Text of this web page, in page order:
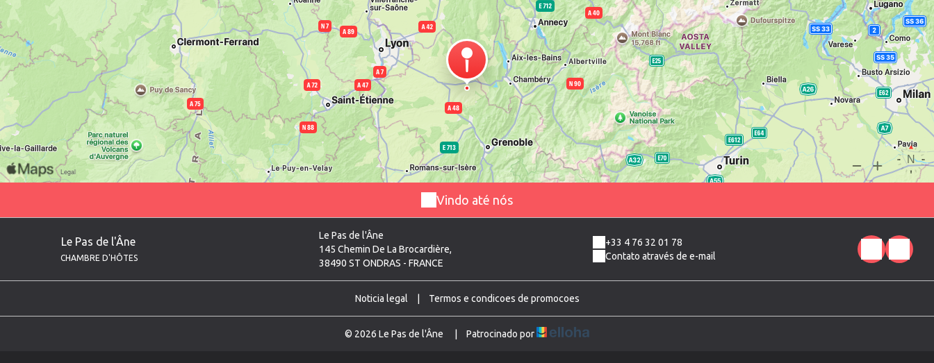
Vindo até nós
Le Pas de l'Âne
CHAMBRE D'HÔTES
Le Pas de l'Âne
145 Chemin De La Brocardière,
38490 ST ONDRAS - FRANCE
+33 4 76 32 01 78
Contato através de e-mail
Noticia legal Termos e condicoes de promocoes
© 2026 Le Pas de l'Âne Patrocinado por